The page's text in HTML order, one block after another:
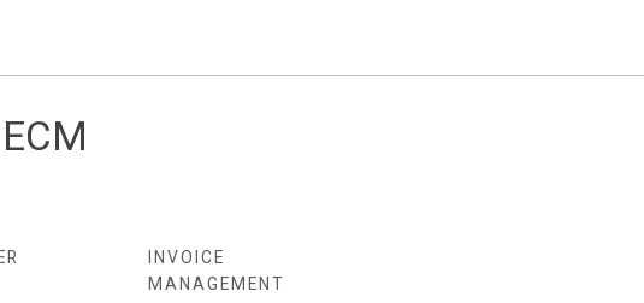
INVOICE
MANAGEMENT